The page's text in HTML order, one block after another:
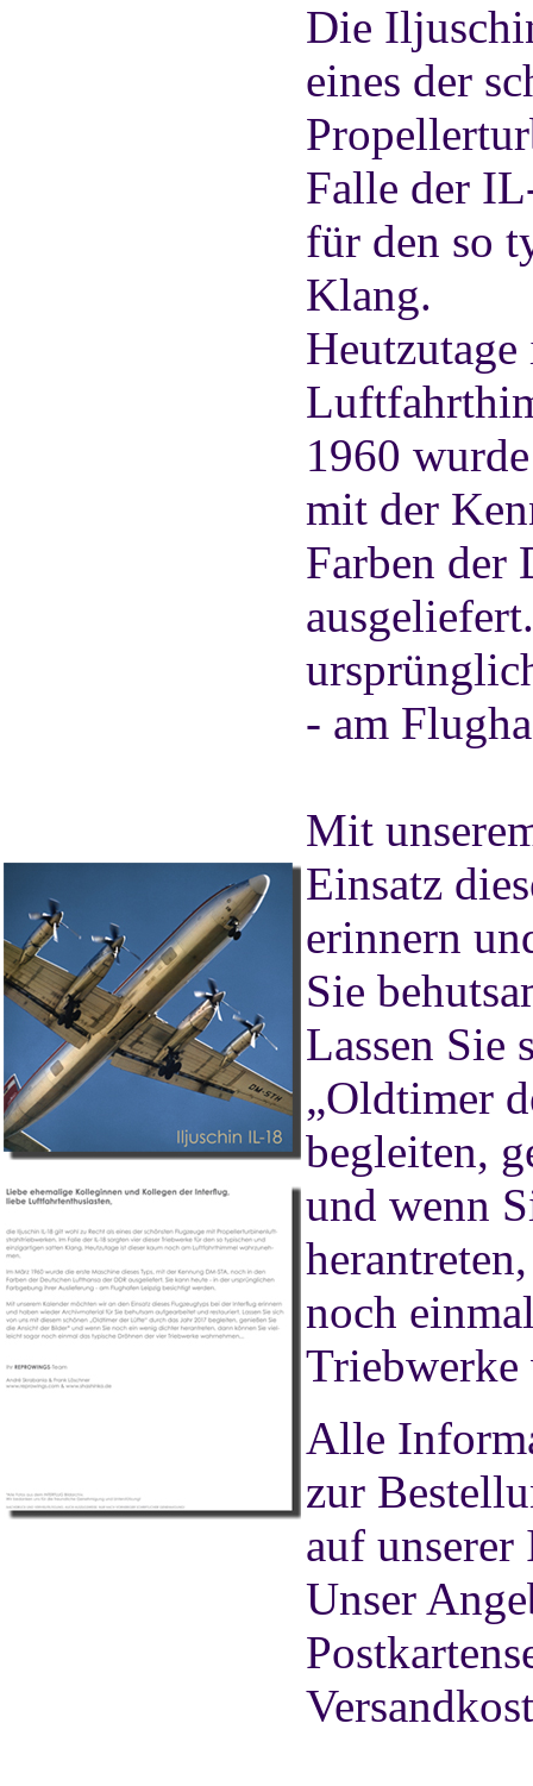
Die
eines der
Falle der
für den so
Klang.
1960
mit der
Farben der
- am
Mit
Einsatz
erinnern
Sie
Lassen Sie
„Oldtimer
begleiten,
und wenn
noch
Triebwerke
Alle
zur
auf unserer
Unser